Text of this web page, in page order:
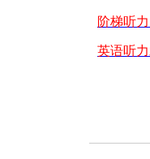
阶梯听
英语听